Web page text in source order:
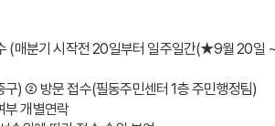
(매분기 시작전 20일부터 일주일간(★9월 20일
) ➁ 방문 접수(필동주민센터 1층 주민행정팀)
부 개별연락